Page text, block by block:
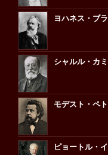
ヨハネス・ブ
シャルル・カ
モデスト・ペ
ピョートル・